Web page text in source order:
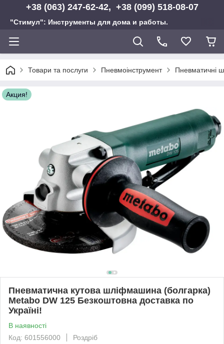
+38 (063) 247-62-42, +38 (099) 518-08-07
"Стимул": Инструменты для дома и работы.
Товари та послуги Пневмоінструмент Пневматичні
Акция!
Пневматична кутова шліфмашина (болгарка)
Metabo DW 125 Безкоштовна доставка по
Україні!
В наявності
Код: 601556000
Роздріб